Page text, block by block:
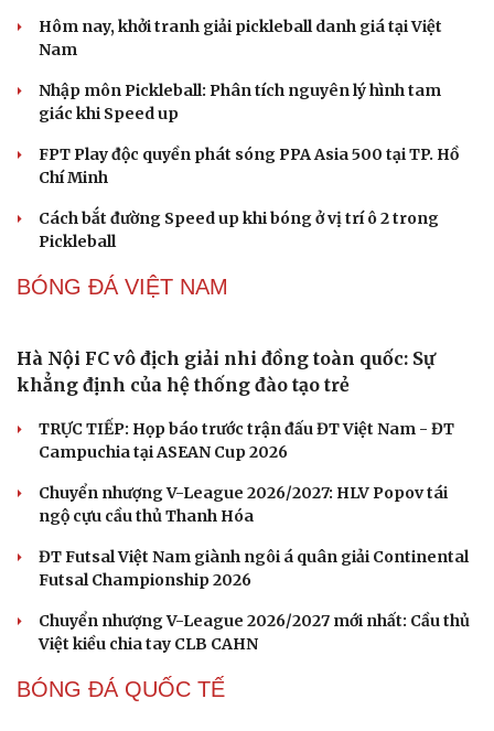
Cải chính
Khu vực sạc xe điện chung cư cần đáp ứng những
quy định an toàn PCCC nào?
"Huyền thoại" Mitsubishi Pajero tái sinh: Khung gầm
thang, sẵn sàng đấu Land Cruiser
Toyota tiếp tục là hãng xe bán chạy nhất thế giới, giữ
ngôi vương suốt 7 năm
Thị trường ô tô giảm giá mạnh trước tháng Ngâu, đại lý
tung ưu đãi khủng
Chung kết Lexus Cup 2026 – Trải nghiệm phong cách
sống sang trọng
PICKLEBALL
Cách bắt đường Speed up khi bóng đi dọc dây
trong Pickleball
Hôm nay, khởi tranh giải pickleball danh giá tại Việt
Nhập môn Pickleball: Phân tích nguyên lý hình tam
FPT Play độc quyền phát sóng PPA Asia 500 tại TP. Hồ
Cách bắt đường Speed up khi bóng ở vị trí ô 2 trong